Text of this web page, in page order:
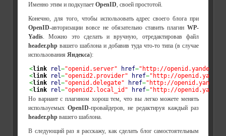
Именно этим и подкупает OpenID, своей простотой.
Конечно, для того, чтобы использовать адрес своего блога при
OpenID-авторизации вовсе не обязательно ставить плагин WP-
Yadis. Можно это сделать и вручную, отредактировав файл
header.php вашего шаблона и добавив туда что-то типа (в случае
использования Яндекса):
<link rel="openid.server" href="http://
<link rel="openid2.provider" href="http://
<link rel="openid.delegate" href="http://
<link rel="openid2.local_id" href="http://
Но вариант с плагином хорош тем, что вы легко можете менять
используемых OpenID-провайдеров, не редактируя каждый раз
header.php вашего шаблона.
В следующий раз я расскажу, как сделать блог самостоятельным